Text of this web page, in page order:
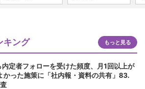
キング もっと見る
定者フォローを受けた頻度、月1回以上が
った施策に「社内報・資料の共有」83.